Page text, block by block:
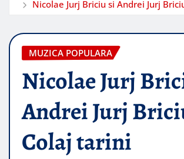
Nicolae Jurj Briciu si Andrei Jurj
MUZICA POPULARA
Nicolae Jurj
Andrei Jurj
Colaj tarini